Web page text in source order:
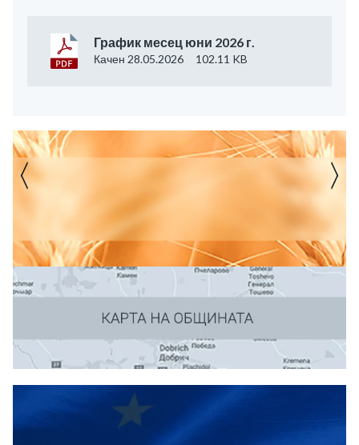
График месец юни 2026 г.
Качен 28.05.2026 102.11 KB